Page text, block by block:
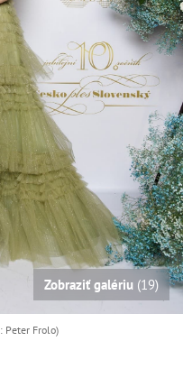
Zobraziť galériu (19)
Peter Frolo)